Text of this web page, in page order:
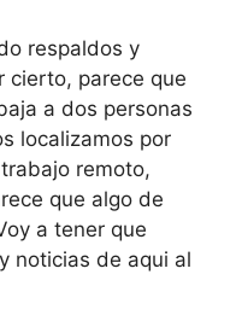
respaldos y
cierto, parece que
a dos personas
localizamos por
remoto,
que algo de
a tener que
noticias de aqui al